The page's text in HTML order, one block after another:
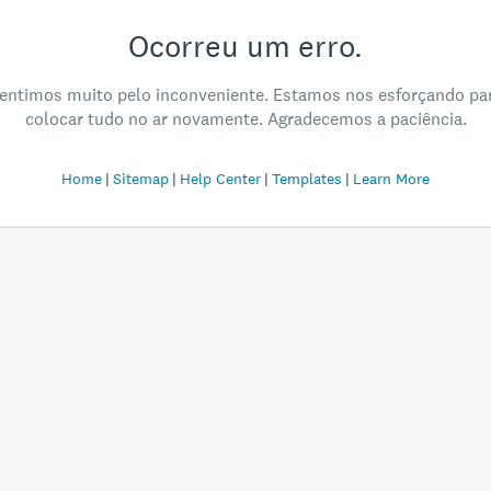
Ocorreu um erro.
muito pelo inconveniente. Estamos nos esforçando
colocar tudo no ar novamente. Agradecemos a paciência.
Home Sitemap Help Center Templates Learn More